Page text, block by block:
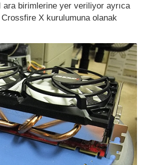
ara birimlerine yer veriliyor ayrıca
X kurulumuna olanak